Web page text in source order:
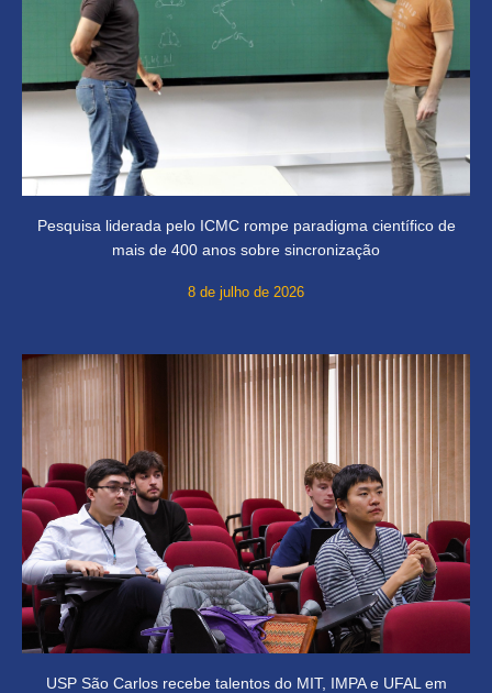
Pesquisa liderada pelo ICMC rompe paradigma científico de
mais de 400 anos sobre sincronização
8 de julho de 2026
USP São Carlos recebe talentos do MIT, IMPA e UFAL em